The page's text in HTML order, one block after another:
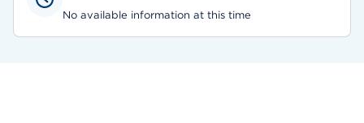
No available information at this time